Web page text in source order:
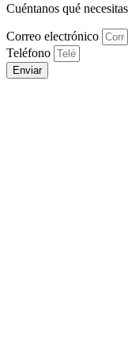
Cuéntanos qué
Correo electrónico
Teléfono
Enviar